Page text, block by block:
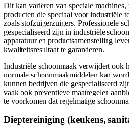
Dit kan variëren van speciale
producten die speciaal voor industriële
zoals stofzuigerzuigers. Professionele
gespecialiseerd zijn in industriële
apparatuur en productsamenstelling
kwaliteitsresultaat te garanderen.
Industriële schoonmaak verwijdert ook
normale schoonmaakmiddelen kan
kunnen bedrijven die gespecialiseerd
vaak ook preventieve maatregelen
te voorkomen dat regelmatige
Dieptereiniging (keukens,